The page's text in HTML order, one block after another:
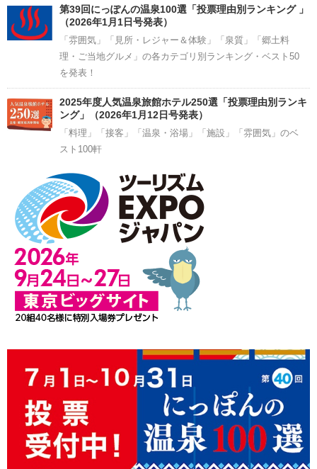
第39回にっぽんの温泉100選「投票理由別ランキング 」
（2026年1月1日号発表）
「雰囲気」「見所・レジャー＆体験」「泉質」「郷土料
理・ご当地グルメ」の各カテゴリ別ランキング・ベスト50
を発表！
2025年度人気温泉旅館ホテル250選「投票理由別ランキ
ング」（2026年1月12日号発表）
「料理」「接客」「温泉・浴場」「施設」「雰囲気」のベ
スト100軒